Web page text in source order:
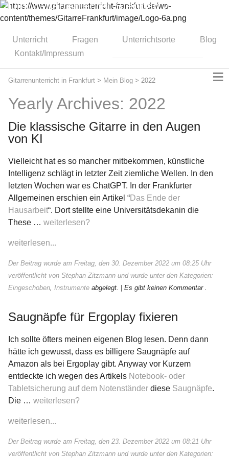
Dipl.-Gitarrenlehrer Stephan Zitzmann
Unterricht Fragen Unterrichtsorte
Blog
Kontakt/Impressum
≡
Gitarrenunterricht in Frankfurt > Mein Blog > 2022
Yearly Archives: 2022
Die klassische Gitarre in den Augen
von KI
Vielleicht hat es so mancher mitbekommen, künstliche
Intelligenz schlägt in letzter Zeit ziemliche Wellen. In den
letzten Wochen war es ChatGPT. In der Frankfurter
Allgemeinen erschien ein Artikel “Das Ende der
Hausarbeit“. Dort stellte eine Universitätsdekanin die
These … weiterlesen?
weiterlesen...
Der Beitrag wurde am Freitag, den 30. Dezember 2022 um 08:25 Uhr
veröffentlicht von Stephan Zitzmann und wurde unter den Kategorien:
Eingeschoben, Instrumente abgelegt. | Es gibt keinen Kommentar .
Saugnäpfe für Ergoplay fixieren
Ich sollte öfters meinen eigenen Blog lesen. Denn dann
hätte ich gewusst, dass es billigere Saugnäpfe auf
Amazon als bei Ergoplay gibt. Anyway vor Kurzem
entdeckte ich wegen des Artikels Notebook- oder
Tabletsicherung auf dem Notenständer diese Saugnäpfe.
Die … weiterlesen?
weiterlesen...
Der Beitrag wurde am Freitag, den 23. Dezember 2022 um 08:21 Uhr
veröffentlicht von Stephan Zitzmann und wurde unter den Kategorien: